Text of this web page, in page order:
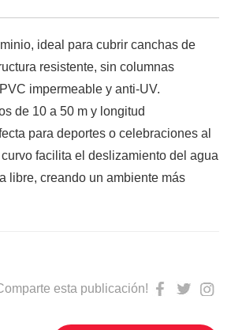
ideal para cubrir canchas de
resistente, sin columnas
impermeable y anti-UV.
de 10 a 50 m y longitud
para deportes o celebraciones al
facilita el deslizamiento del agua
libre, creando un ambiente más
esta publicación!